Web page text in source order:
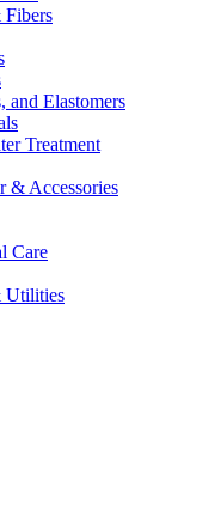
Fibers
and Elastomers
Treatment
& Accessories
Care
Utilities